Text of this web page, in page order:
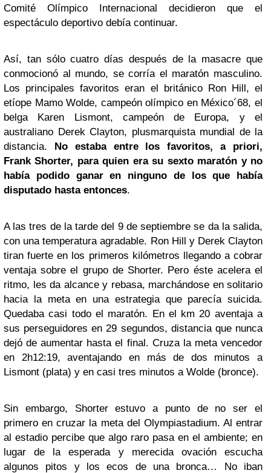
Comité Olímpico Internacional decidieron que el
espectáculo deportivo debía continuar.
Así, tan sólo cuatro días después de la masacre que
conmocionó al mundo, se corría el maratón masculino.
Los principales favoritos eran el británico Ron Hill, el
etíope Mamo Wolde, campeón olímpico en México´68, el
belga Karen Lismont, campeón de Europa, y el
australiano Derek Clayton, plusmarquista mundial de la
distancia. No estaba entre los favoritos, a priori,
Frank Shorter, para quien era su sexto maratón y no
había podido ganar en ninguno de los que había
disputado hasta entonces.
A las tres de la tarde del 9 de septiembre se da la salida,
con una temperatura agradable. Ron Hill y Derek Clayton
tiran fuerte en los primeros kilómetros llegando a cobrar
ventaja sobre el grupo de Shorter. Pero éste acelera el
ritmo, les da alcance y rebasa, marchándose en solitario
hacia la meta en una estrategia que parecía suicida.
Quedaba casi todo el maratón. En el km 20 aventaja a
sus perseguidores en 29 segundos, distancia que nunca
dejó de aumentar hasta el final. Cruza la meta vencedor
en 2h12:19, aventajando en más de dos minutos a
Lismont (plata) y en casi tres minutos a Wolde (bronce).
Sin embargo, Shorter estuvo a punto de no ser el
primero en cruzar la meta del Olympiastadium. Al entrar
al estadio percibe que algo raro pasa en el ambiente; en
lugar de la esperada y merecida ovación escucha
algunos pitos y los ecos de una bronca… No iban